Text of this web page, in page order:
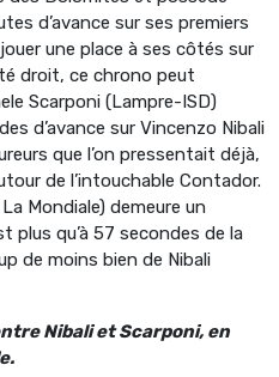
d’avance sur ses premiers
une place à ses côtés sur
droit, ce chrono peut
Scarponi (Lampre-ISD)
d’avance sur Vincenzo Nibali
que l’on pressentait déjà,
de l’intouchable Contador.
Mondiale) demeure un
plus qu’à 57 secondes de la
de moins bien de Nibali
Nibali et Scarponi, en